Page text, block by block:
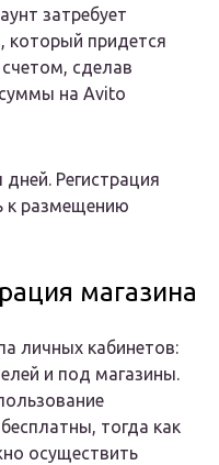
затребует
который придется
сделав
на Avito
Регистрация
к размещению
магазина
личных кабинетов:
и под магазины.
тогда как
осуществить